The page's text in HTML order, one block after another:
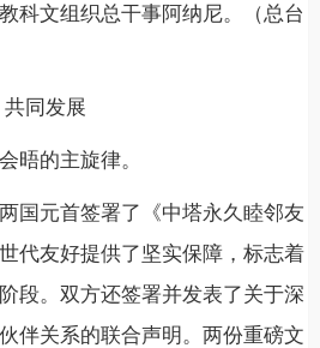
科文组织总干事阿纳尼。（总台
同发展
晤的主旋律。
国元首签署了《中塔永久睦邻友
代友好提供了坚实保障，标志着
段。双方还签署并发表了关于深
伴关系的联合声明。两份重磅文